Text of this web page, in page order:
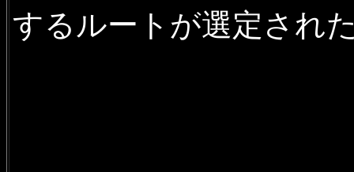
するルートが選定され